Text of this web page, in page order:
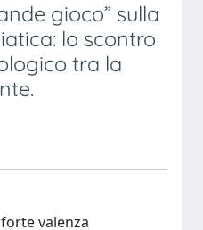
gioco” sulla
lo scontro
tra la
valenza